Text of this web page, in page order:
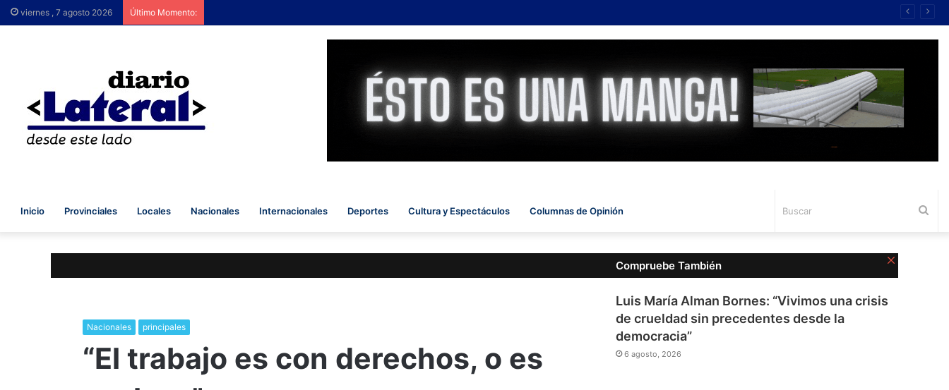
viernes , 7 agosto 2026 Último Momento:
Inicio Provinciales Locales Nacionales Internacionales Deportes Cultura y Espectáculos Columnas de Opinión
Nacionales principales
​“El trabajo es con derechos, o es
Compruebe También
Luis María Alman Bornes: “Vivimos una crisis
de crueldad sin precedentes desde la
democracia”
6 agosto, 2026